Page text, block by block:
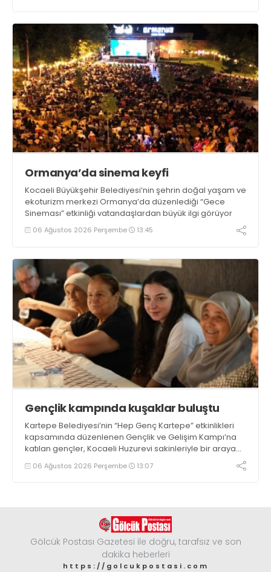
Ormanya’da sinema keyfi
Kocaeli Büyükşehir Belediyesi’nin şehrin doğal yaşam ve
ekoturizm merkezi Ormanya’da düzenlediği “Gece
Sineması” etkinliği vatandaşlardan büyük ilgi görüyor
06 Ağustos 2026 Perşembe 13:45
Gençlik kampında kuşaklar buluştu
Kartepe Belediyesi’nin “Hep Genç Kartepe” etkinlikleri
kapsamında düzenlenen Gençlik ve Gelişim Kampı’na
katılan gençler, Kocaeli Huzurevi sakinleriyle bir araya
geldi06 Ağustos 2026 Perşembe 13:07
Gölcük Postası Gazetesi ile doğru, tarafsız ve son
dakika heberleri
https://golcukpostasi.com